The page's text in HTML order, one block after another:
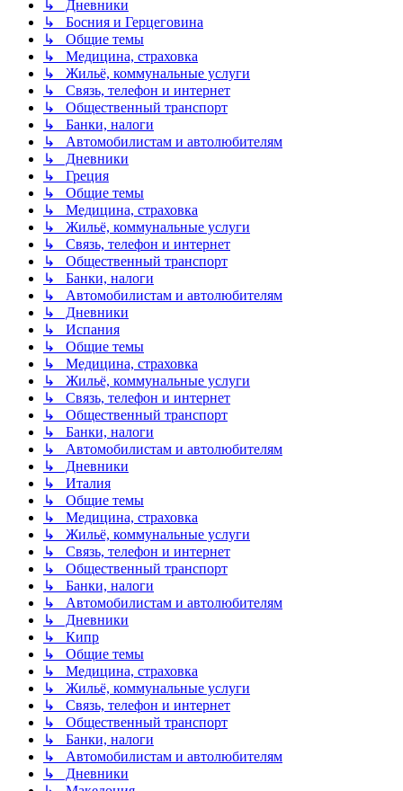
↳ Дневники
↳ Босния и Герцеговина
↳ Общие темы
↳ Медицина, страховка
↳ Жильё, коммунальные услуги
↳ Связь, телефон и интернет
↳ Общественный транспорт
↳ Банки, налоги
↳ Автомобилистам и автолюбителям
↳ Дневники
↳ Греция
↳ Общие темы
↳ Медицина, страховка
↳ Жильё, коммунальные услуги
↳ Связь, телефон и интернет
↳ Общественный транспорт
↳ Банки, налоги
↳ Автомобилистам и автолюбителям
↳ Дневники
↳ Испания
↳ Общие темы
↳ Медицина, страховка
↳ Жильё, коммунальные услуги
↳ Связь, телефон и интернет
↳ Общественный транспорт
↳ Банки, налоги
↳ Автомобилистам и автолюбителям
↳ Дневники
↳ Италия
↳ Общие темы
↳ Медицина, страховка
↳ Жильё, коммунальные услуги
↳ Связь, телефон и интернет
↳ Общественный транспорт
↳ Банки, налоги
↳ Автомобилистам и автолюбителям
↳ Дневники
↳ Кипр
↳ Общие темы
↳ Медицина, страховка
↳ Жильё, коммунальные услуги
↳ Связь, телефон и интернет
↳ Общественный транспорт
↳ Банки, налоги
↳ Автомобилистам и автолюбителям
↳ Дневники